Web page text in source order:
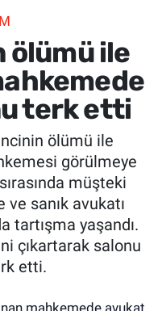
ölümü ile
terk etti
ölümü ile
görülmeye
müşteki
sanık avukatı
tartışma yaşandı.
çıkartarak salonu
etti.